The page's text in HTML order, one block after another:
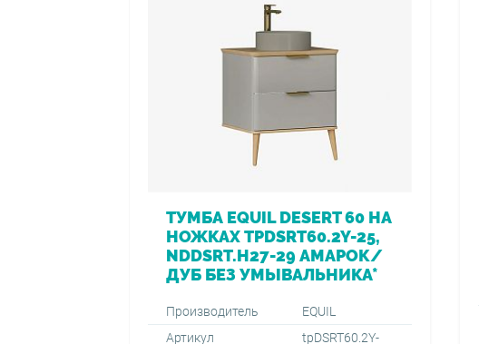
ТУМБА EQUIL DESERT 60 НА
НОЖКАХ TPDSRT60.2Y-25,
NDDSRT.H27-29 АМАРОК/
ДУБ БЕЗ УМЫВАЛЬНИКА*
Производитель
EQUIL
Артикул
tpDSRT60.2Y-